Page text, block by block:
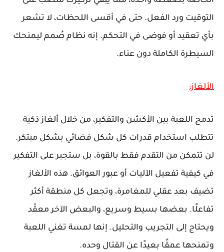
التوقيت ورد الفعل. حتى في أقسى اللحظات، لا تشعر
بأي تعقيد أو فوضى في التحكم. إنه نظام صُمم ليمنحك
السيطرة الكاملة دون عناء.
الألغاز:
تدمج اللعبة بين الأكشن والتفكير، من خلال ألغاز ذكية
تتطلب استخدام قدرات كل شكل فضائي بشكل مبتكر.
لن تتمكن من التقدم فقط بالقوة، بل ستجبر على التفكير
في كيفية تفعيل الآليات أو عبور العوائق. هذه الألغاز
تضيف بعد عقلي للمغامرة، وتجعل كل منطقة أكثر
تفاعلًا. بعضها بسيط وسريع، والبعض الآخر معقّد
ويحتاج إلى التجريب والتحليل. إنها لمسة تغني اللعبة
وتمنحها عمقًا بعيدًا عن القتال وحده.